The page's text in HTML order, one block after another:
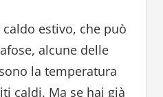
estivo, che può
alcune delle
la temperatura
caldi. Ma se hai già